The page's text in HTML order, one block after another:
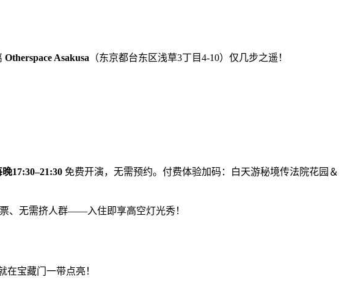
Otherspace Asakusa （东京都台东区浅草3丁目4-10）仅几步之遥！
晚17:30–21:30 免费开演，无需预约。付费体验加码：白天游秘境传法院花园＆
、无需挤人群——入住即享高空灯光秀！
在宝藏门一带点亮！